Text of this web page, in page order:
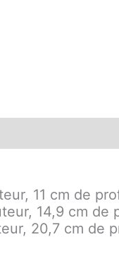
11 cm de
14,9 cm de
20,7 cm de